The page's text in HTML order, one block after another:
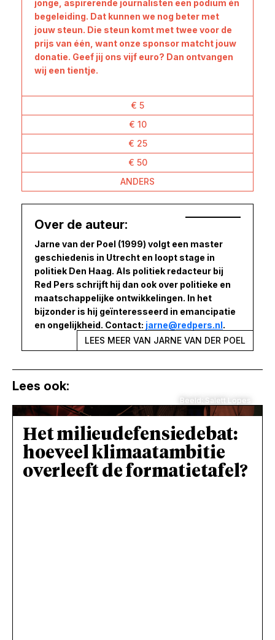
jonge, aspirerende journalisten een podium én
begeleiding. Dat kunnen we nog beter met
jouw steun. Die steun komt met twee voor de
prijs van één, want onze sponsor matcht jouw
donatie. Geef jij ons vijf euro? Dan ontvangen
wij een tientje.
€ 5
€ 10
€ 25
€ 50
ANDERS
Over de auteur:
Jarne van der Poel (1999) volgt een master
geschiedenis in Utrecht en loopt stage in
politiek Den Haag. Als politiek redacteur bij
Red Pers schrijft hij dan ook over politieke en
maatschappelijke ontwikkelingen. In het
bijzonder is hij geïnteresseerd in emancipatie
en ongelijkheid. Contact: jarne@redpers.nl.
LEES MEER VAN JARNE VAN DER POEL
Lees ook:
Beeld: Salett Lopes
Het milieudefensiedebat:
hoeveel klimaatambitie
overleeft de formatietafel?